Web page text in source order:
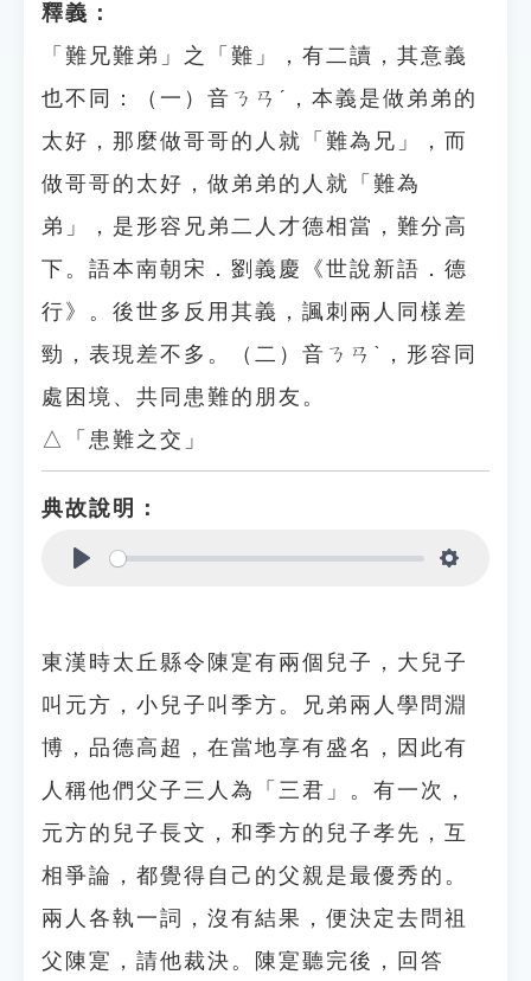
釋義：
「難兄難弟」之「難」，有二讀，其意義
也不同：（一）音ㄋㄢˊ，本義是做弟弟的
太好，那麼做哥哥的人就「難為兄」，而
做哥哥的太好，做弟弟的人就「難為
弟」，是形容兄弟二人才德相當，難分高
下。語本南朝宋．劉義慶《世說新語．德
行》。後世多反用其義，諷刺兩人同樣差
勁，表現差不多。（二）音ㄋㄢˋ，形容同
處困境、共同患難的朋友。
△「患難之交」
典故說明：
東漢時太丘縣令陳寔有兩個兒子，大兒子
叫元方，小兒子叫季方。兄弟兩人學問淵
博，品德高超，在當地享有盛名，因此有
人稱他們父子三人為「三君」。有一次，
元方的兒子長文，和季方的兒子孝先，互
相爭論，都覺得自己的父親是最優秀的。
兩人各執一詞，沒有結果，便決定去問祖
父陳寔，請他裁決。陳寔聽完後，回答